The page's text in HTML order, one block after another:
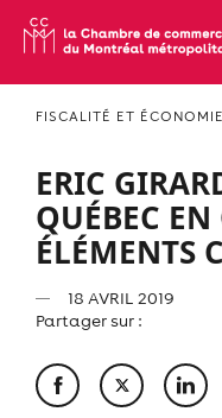
FISCALITÉ ET ÉCONOMIE
ERIC
QUÉBEC EN
ÉLÉMENTS
18 AVRIL 2019
Partager sur :